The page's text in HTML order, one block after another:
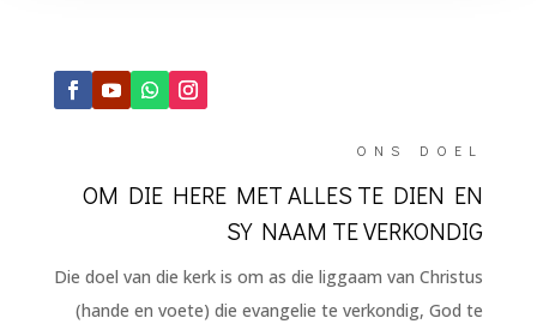
ONS DOEL
OM DIE HERE MET ALLES TE DIEN EN
SY NAAM TE VERKONDIG
Die doel van die kerk is om as die liggaam van Christus
(hande en voete) die evangelie te verkondig, God te